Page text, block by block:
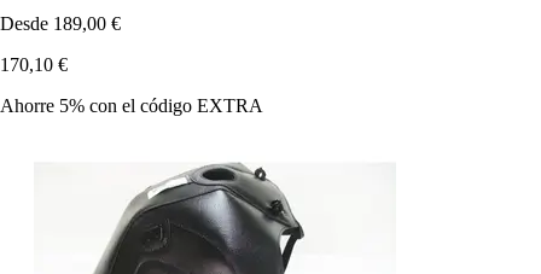
Desde 189,00 €
170,10 €
Ahorre 5% con el código EXTRA